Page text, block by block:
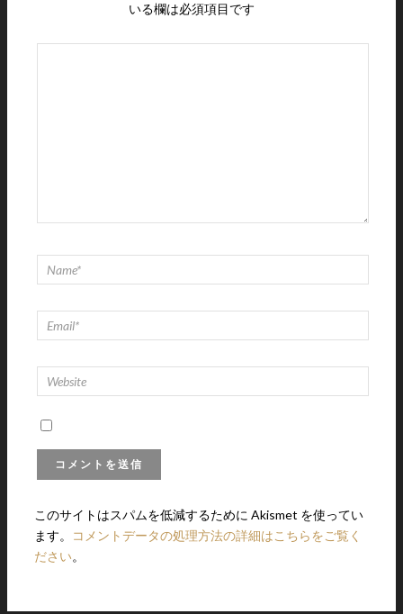
いる欄は必須項目です
このサイトはスパムを低減するために Akismet を使ってい
ます。
コメントデータの処理方法の詳細はこちらをご覧く
ださい。